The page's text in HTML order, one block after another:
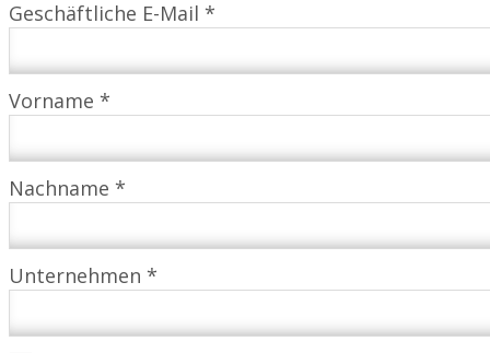
Geschäftliche E-Mail *
Vorname *
Nachname *
Unternehmen *